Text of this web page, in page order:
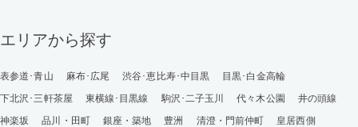
エリアから探す
表参道･青山 麻布･広尾 渋谷･恵比寿･中目黒
目黒･白金高輪
下北沢･三軒茶屋
東横線･目黒線 駒沢･二子玉川 代々木公園
井の頭線
神楽坂
品川・田町 銀座・築地 豊洲 清澄・門前仲町
皇居西側